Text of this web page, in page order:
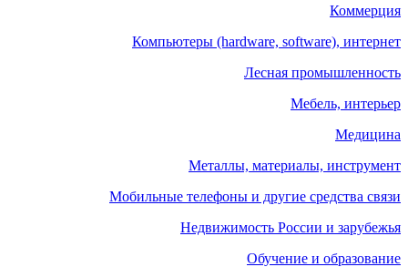
Коммерция
Компьютеры (hardware, software), интернет
Лесная промышленность
Мебель, интерьер
Медицина
Металлы, материалы, инструмент
Мобильные телефоны и другие средства связи
Недвижимость России и зарубежья
Обучение и образование